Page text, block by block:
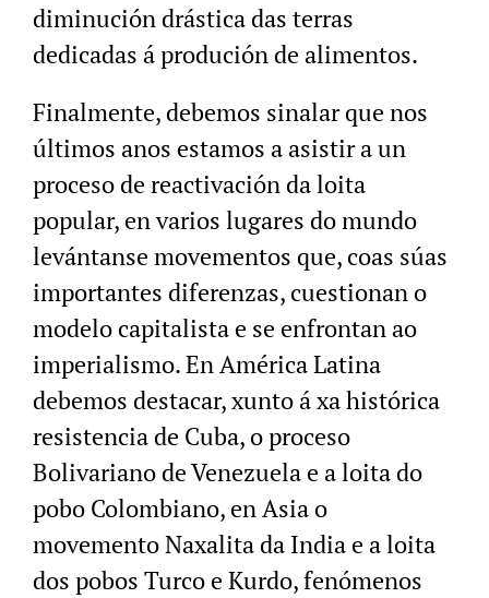
diminución drástica das terras
dedicadas á produción de alimentos.
Finalmente, debemos sinalar que nos
últimos anos estamos a asistir a un
proceso de reactivación da loita
popular, en varios lugares do mundo
levántanse movementos que, coas súas
importantes diferenzas, cuestionan o
modelo capitalista e se enfrontan ao
imperialismo. En América Latina
debemos destacar, xunto á xa histórica
resistencia de Cuba, o proceso
Bolivariano de Venezuela e a loita do
pobo Colombiano, en Asia o
movemento Naxalita da India e a loita
dos pobos Turco e Kurdo, fenómenos